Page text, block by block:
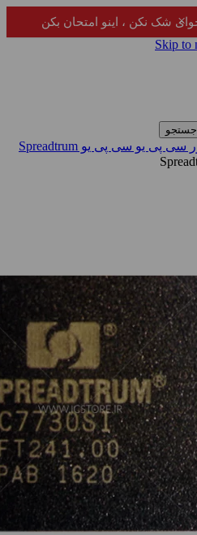
شک نکن ، اینو امتحان بکن ×
Skip to
جستجو
سی پی یو سی پی یو Spreadtrum